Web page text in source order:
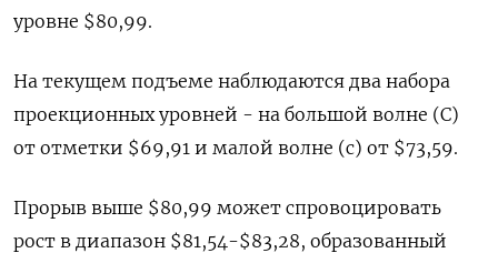
уровне $80,99.
На текущем подъеме наблюдаются два набора
проекционных уровней - на большой волне (C)
от отметки $69,91 и малой волне (c) от $73,59.
Прорыв выше $80,99 может спровоцировать
рост в диапазон $81,54-$83,28, образованный